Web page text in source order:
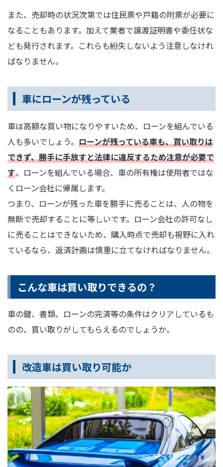
また、売却時の状況次第では住民票や戸籍の附票が必要に
なることもあります。加えて業者で譲渡証明書や委任状な
ども発行されます。これらも紛失しないよう注意しなけれ
ばなりません。
車にローンが残っている
車は高額な買い物になりやすいため、ローンを組んでいる
人も多いでしょう。 ローンが残っている車も、買い取りは
できず、勝手に手放すと法律に違反するため注意が必要で
す。ローンを組んでいる場合、車の所有権は使用者ではな
くローン会社に帰属します。
つまり、ローンが残った車を勝手に売ることは、人の物を
無断で売却することに等しいです。ローン会社の許可なし
に売ることはできないため、購入時点で売却も視野に入れ
ているなら、返済計画は慎重に立てなければなりません。
こんな車は買い取りできるの？
車の鍵、書類、ローンの完済等の条件はクリアしているも
のの、買い取りがしてもらえるのでしょうか。
改造車は買い取り可能か